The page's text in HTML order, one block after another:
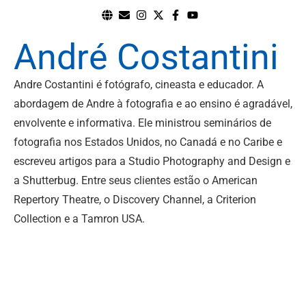
André Costantini
Andre Costantini é fotógrafo, cineasta e educador. A
abordagem de Andre à fotografia e ao ensino é agradável,
envolvente e informativa. Ele ministrou seminários de
fotografia nos Estados Unidos, no Canadá e no Caribe e
escreveu artigos para a Studio Photography and Design e
a Shutterbug. Entre seus clientes estão o American
Repertory Theatre, o Discovery Channel, a Criterion
Collection e a Tamron USA.